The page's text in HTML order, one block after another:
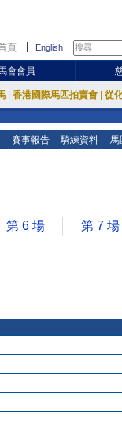
頁 English
會會員
香港國際馬匹拍賣會 從
賽事報告 騎練資料 馬
第 6 場 第 7 場